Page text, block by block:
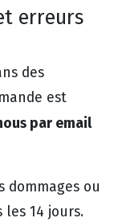
erreurs
des
est
par email
dommages ou
14 jours.